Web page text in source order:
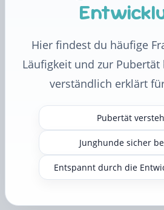
Hier findest du häufige
Läufigkeit und zur Pubertät
verständlich erklärt
Pubertät
Junghunde sicher
Entspannt durch die